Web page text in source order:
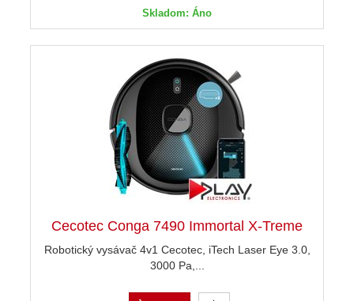
Skladom: Áno
Cecotec Conga 7490 Immortal X-Treme
Robotický vysávač 4v1 Cecotec, iTech Laser Eye 3.0,
3000 Pa,...